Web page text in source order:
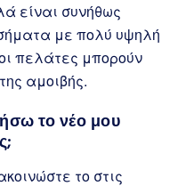
είναι συνήθως
με πολύ υψηλή
πελάτες μπορούν
αμοιβής.
το νέο μου
το στις